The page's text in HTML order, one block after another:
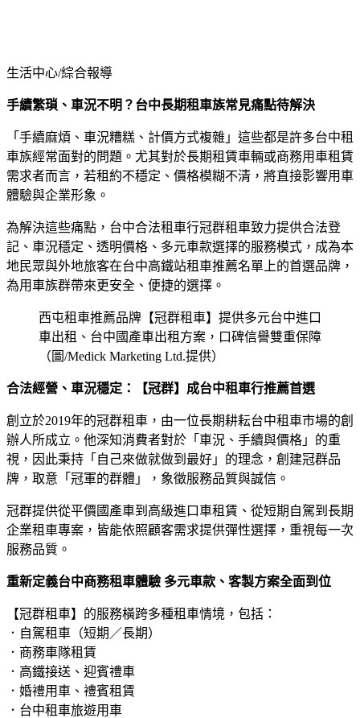
生活中心/綜合報導
手續繁瑣、車況不明？台中長期租車族常見痛點待解決
「手續麻煩、車況糟糕、計價方式複雜」這些都是許多台中租
車族經常面對的問題。尤其對於長期租賃車輛或商務用車租賃
需求者而言，若租約不穩定、價格模糊不清，將直接影響用車
體驗與企業形象。
為解決這些痛點，台中合法租車行冠群租車致力提供合法登
記、車況穩定、透明價格、多元車款選擇的服務模式，成為本
地民眾與外地旅客在台中高鐵站租車推薦名單上的首選品牌，
為用車族群帶來更安全、便捷的選擇。
西屯租車推薦品牌【冠群租車】提供多元台中進口
車出租、台中國產車出租方案，口碑信譽雙重保障
（圖/Medick Marketing Ltd.提供）
合法經營、車況穩定：【冠群】成台中租車行推薦首選
創立於2019年的冠群租車，由一位長期耕耘台中租車市場的創
辦人所成立。他深知消費者對於「車況、手續與價格」的重
視，因此秉持「自己來做就做到最好」的理念，創建冠群品
牌，取意「冠軍的群體」，象徵服務品質與誠信。
冠群提供從平價國產車到高級進口車租賃、從短期自駕到長期
企業租車專案，皆能依照顧客需求提供彈性選擇，重視每一次
服務品質。
重新定義台中商務租車體驗 多元車款、客製方案全面到位
【冠群租車】的服務橫跨多種租車情境，包括：
．自駕租車（短期／長期）
．商務車隊租賃
．高鐵接送、迎賓禮車
．婚禮用車、禮賓租賃
．台中租車旅遊用車